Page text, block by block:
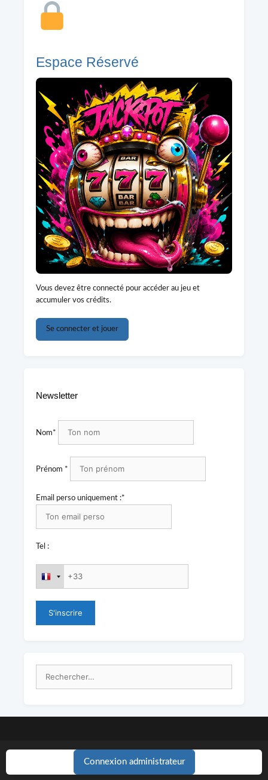
Espace Réservé
Vous devez être connecté pour accéder au jeu et
accumuler vos crédits.
Se connecter et jouer
Newsletter
Nom*
Prénom *
Email perso uniquement :*
Tel :
Connexion administrateur